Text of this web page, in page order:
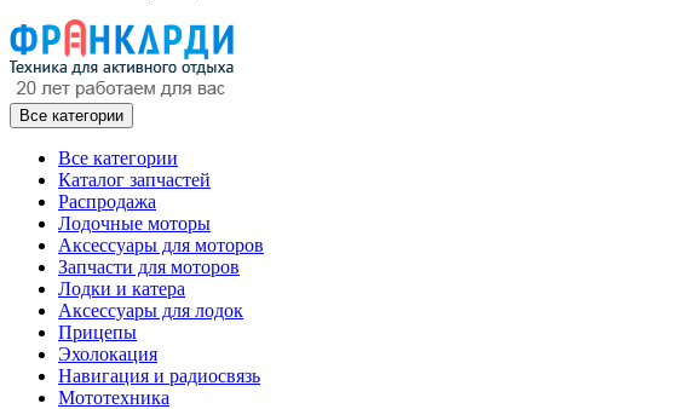
Все категории
Все категории
Каталог запчастей
Распродажа
Лодочные моторы
Аксессуары для моторов
Запчасти для моторов
Лодки и катера
Аксессуары для лодок
Прицепы
Эхолокация
Навигация и радиосвязь
Мототехника